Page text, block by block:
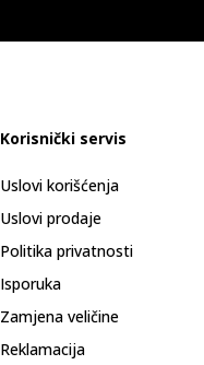
Korisnički servis
Uslovi korišćenja
Uslovi prodaje
Politika privatnosti
Isporuka
Zamjena veličine
Reklamacija